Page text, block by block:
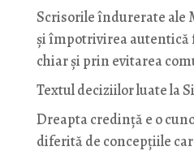
Scrisorile îndurerate ale
și împotrivirea autentică
chiar și prin evitarea
Textul deciziilor luate la
Dreapta credință e o
diferită de concepțiile